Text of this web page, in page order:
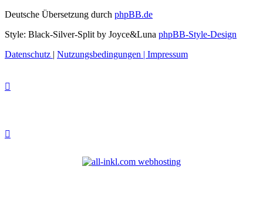
Deutsche Übersetzung durch phpBB.de
Style: Black-Silver-Split by Joyce&Luna phpBB-Style-Design
Datenschutz | Nutzungsbedingungen | Impressum